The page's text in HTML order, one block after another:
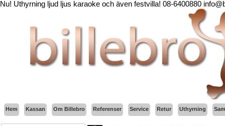
Nu! Uthyrning ljud ljus karaoke och även festvilla! 08-6400880
Hem Kassan Om Billebro Referenser Service Retur Uthyrning